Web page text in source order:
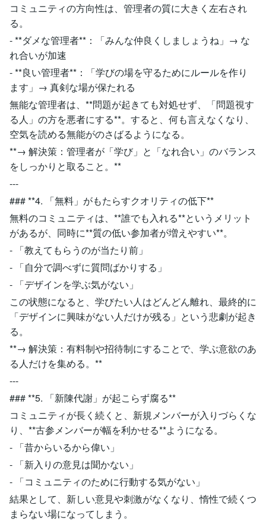
コミュニティの方向性は、管理者の質に大きく左右され
る。
- **ダメな管理者**：「みんな仲良くしましょうね」→ な
れ合いが加速
- **良い管理者**：「学びの場を守るためにルールを作り
ます」→ 真剣な場が保たれる
無能な管理者は、**問題が起きても対処せず、「問題視す
る人」の方を悪者にする**。すると、何も言えなくなり、
空気を読める無能がのさばるようになる。
**→ 解決策：管理者が「学び」と「なれ合い」のバランス
をしっかりと取ること。**
---
### **4. 「無料」がもたらすクオリティの低下**
無料のコミュニティは、**誰でも入れる**というメリット
があるが、同時に**質の低い参加者が増えやすい**。
- 「教えてもらうのが当たり前」
- 「自分で調べずに質問ばかりする」
- 「デザインを学ぶ気がない」
この状態になると、学びたい人はどんどん離れ、最終的に
「デザインに興味がない人だけが残る」という悲劇が起き
る。
**→ 解決策：有料制や招待制にすることで、学ぶ意欲のあ
る人だけを集める。**
---
### **5. 「新陳代謝」が起こらず腐る**
コミュニティが長く続くと、新規メンバーが入りづらくな
り、**古参メンバーが幅を利かせる**ようになる。
- 「昔からいるから偉い」
- 「新入りの意見は聞かない」
- 「コミュニティのために行動する気がない」
結果として、新しい意見や刺激がなくなり、惰性で続くつ
まらない場になってしまう。